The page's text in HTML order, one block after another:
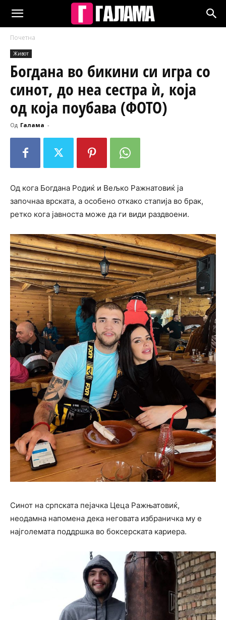
Почетна
Живот
Богдана во бикини си игра со
синот, до неа сестра ѝ, која
од која поубава (ФОТО)
Од Галама -
Од кога Богдана Родиќ и Вељко Ражнатовиќ ја
започнaa врската, a особено откако стапија во брак,
ретко кога јавноста може да ги види раздвоени.
Синот на српската пејачка Цеца Ражњатовиќ,
неодамна напомена дека неговата избраничка му е
најголемата поддршка во боксерската кариера.